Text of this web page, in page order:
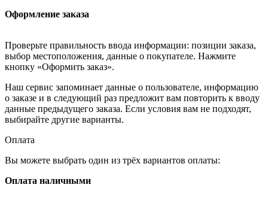
Оформление заказа
Проверьте правильность ввода информации: позиции заказа,
выбор местоположения, данные о покупателе. Нажмите
кнопку «Оформить заказ».
Наш сервис запоминает данные о пользователе, информацию
о заказе и в следующий раз предложит вам повторить к вводу
данные предыдущего заказа. Если условия вам не подходят,
выбирайте другие варианты.
Оплата
Вы можете выбрать один из трёх вариантов оплаты:
Оплата наличными